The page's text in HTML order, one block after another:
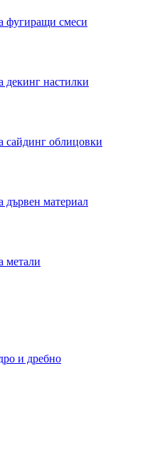
фугиращи смеси
декинг настилки
сайдинг облицовки
дървен материал
метали
и дребно